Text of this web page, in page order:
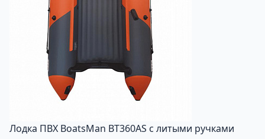
Лодка ПВХ BoatsMan BT360AS с литыми ручками